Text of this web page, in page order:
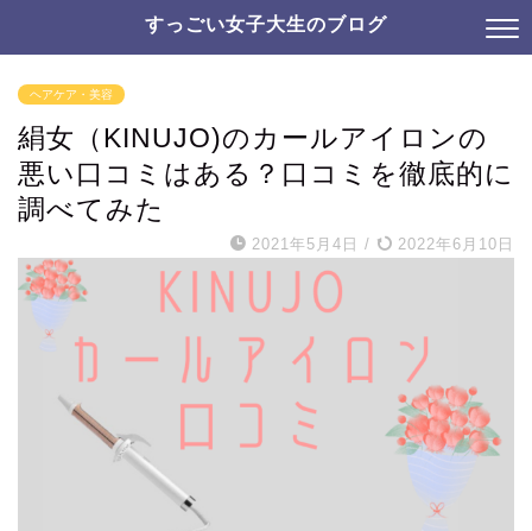
すっごい女子大生のブログ
ヘアケア・美容
絹女（KINUJO)のカールアイロンの
悪い口コミはある？口コミを徹底的に
調べてみた
2021年5月4日 / 2022年6月10日